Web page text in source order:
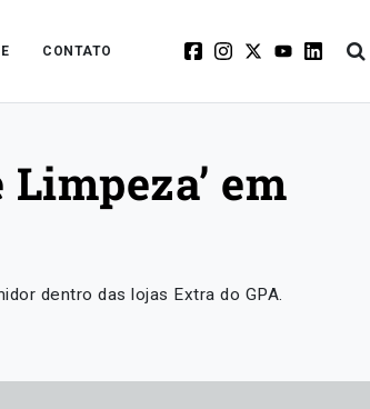
CONTATO
em
dentro das lojas Extra do GPA.